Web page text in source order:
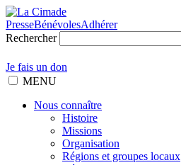
PresseBénévolesAdhérer
Rechercher
Je fais un don
MENU
Nous connaître
Histoire
Missions
Organisation
Régions et groupes locaux